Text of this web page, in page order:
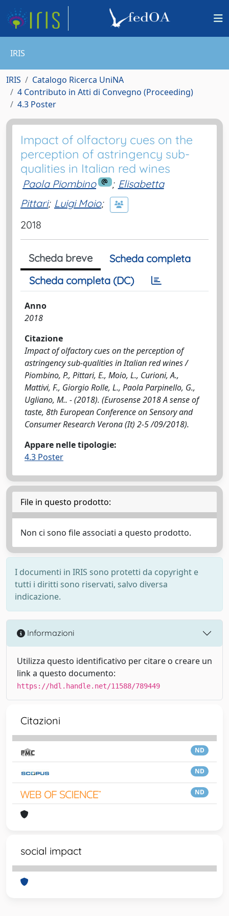
IRIS
IRIS
Catalogo Ricerca UniNA
4 Contributo in Atti di Convegno (Proceeding)
4.3 Poster
Impact of olfactory cues on the
perception of astringency sub-
qualities in Italian red wines
Paola Piombino ; Elisabetta
Pittari; Luigi Moio;
2018
Scheda breve
Scheda completa
Scheda completa (DC)
Anno
2018
Citazione
Impact of olfactory cues on the perception of
astringency sub-qualities in Italian red wines /
Piombino, P., Pittari, E., Moio, L., Curioni, A.,
Mattivi, F., Giorgio Rolle, L., Paola Parpinello, G.,
Ugliano, M.. - (2018). (Eurosense 2018 A sense of
taste, 8th European Conference on Sensory and
Consumer Research Verona (It) 2-5 /09/2018).
Appare nelle tipologie:
4.3 Poster
File in questo prodotto:
Non ci sono file associati a questo prodotto.
I documenti in IRIS sono protetti da copyright e
tutti i diritti sono riservati, salvo diversa
indicazione.
Informazioni
Utilizza questo identificativo per citare o creare un
link a questo documento:
https://hdl.handle.net/11588/789449
Citazioni
ND
ND
ND
social impact